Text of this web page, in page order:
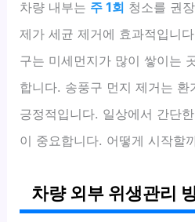
차량 내부는 주 1회 청소를 권
제가 세균 제거에 효과적입니
구는 미세먼지가 많이 쌓이는
합니다. 송풍구 먼지 제거는 환
긍정적입니다. 일상에서 간단
이 중요합니다. 어떻게 시작할
차량 외부 위생관리